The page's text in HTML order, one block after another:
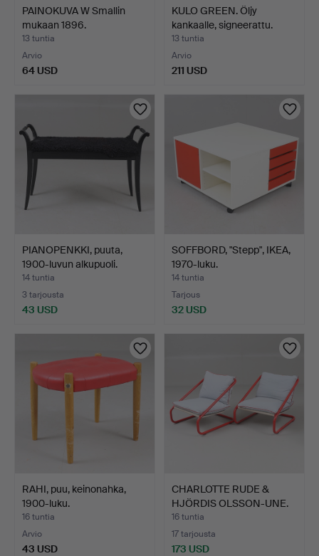
PAINOKUVA W Smallin
mukaan 1896.
13 tuntia
Arvio
64 USD
KULO GREEN. Öljy
kankaalle, signeerattu.
13 tuntia
Arvio
211 USD
PIANOPENKKI, puuta,
1900-luvun alkupuoli.
14 tuntia
3 tarjousta
43 USD
SOFFBORD, "Stepp", IKEA,
1970-luku.
14 tuntia
Tarjous
32 USD
RAHI, puu, keinonahka,
1900-luku.
16 tuntia
Arvio
43 USD
CHARLOTTE RUDE &
HJÖRDIS OLSSON-UNE.
NOJAT…
16 tuntia
17 tarjousta
173 USD